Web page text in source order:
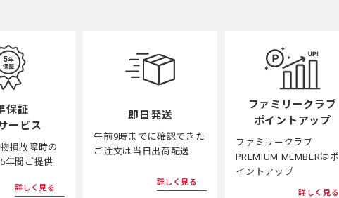
保証
ービス
損故障時の
年間ご提供
詳しく見る
即日発送
午前9時までに確認できた
ご注文は当日出荷配送
詳しく見る
ファミリークラブ
ポイントアップ
ファミリークラブ
PREMIUM MEMBERはポ
イントアップ
詳しく見る